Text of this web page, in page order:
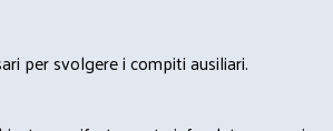
per svolgere i compiti ausiliari.